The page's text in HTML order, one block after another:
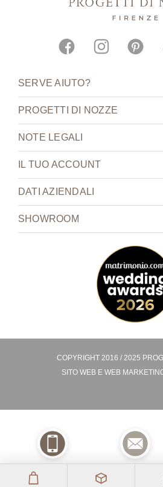
SERVE AIUTO?
PROGETTI DI NOZZE
NOTE LEGALI
IL TUO ACCOUNT
DATI AZIENDALI
SHOWROOM
COPYRIGHT 2016 / 2025
SITO WEB E WEB